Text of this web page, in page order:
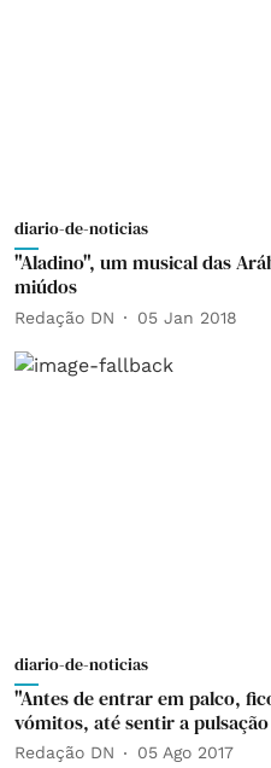
diario-de-noticias
"Aladino", um musical das
miúdos
Redação DN 05 Jan 2018
diario-de-noticias
"Antes de entrar em palco,
vómitos, até sentir a
Redação DN 05 Ago 2017